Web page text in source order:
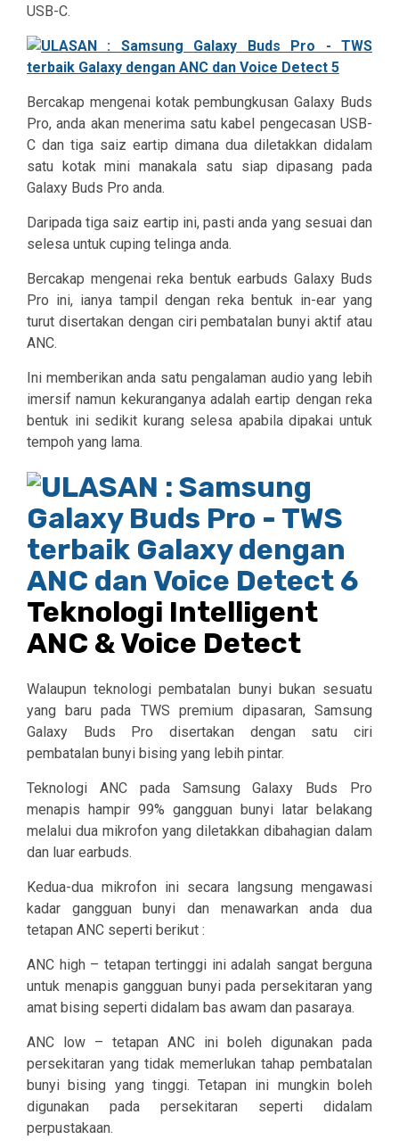
USB-C.
Bercakap mengenai kotak pembungkusan Galaxy Buds
Pro, anda akan menerima satu kabel pengecasan USB-
C dan tiga saiz eartip dimana dua diletakkan didalam
satu kotak mini manakala satu siap dipasang pada
Galaxy Buds Pro anda.
Daripada tiga saiz eartip ini, pasti anda yang sesuai dan
selesa untuk cuping telinga anda.
Bercakap mengenai reka bentuk earbuds Galaxy Buds
Pro ini, ianya tampil dengan reka bentuk in-ear yang
turut disertakan dengan ciri pembatalan bunyi aktif atau
ANC.
Ini memberikan anda satu pengalaman audio yang lebih
imersif namun kekuranganya adalah eartip dengan reka
bentuk ini sedikit kurang selesa apabila dipakai untuk
tempoh yang lama.
Teknologi Intelligent
ANC & Voice Detect
Walaupun teknologi pembatalan bunyi bukan sesuatu
yang baru pada TWS premium dipasaran, Samsung
Galaxy Buds Pro disertakan dengan satu ciri
pembatalan bunyi bising yang lebih pintar.
Teknologi ANC pada Samsung Galaxy Buds Pro
menapis hampir 99% gangguan bunyi latar belakang
melalui dua mikrofon yang diletakkan dibahagian dalam
dan luar earbuds.
Kedua-dua mikrofon ini secara langsung mengawasi
kadar gangguan bunyi dan menawarkan anda dua
tetapan ANC seperti berikut :
ANC high – tetapan tertinggi ini adalah sangat berguna
untuk menapis gangguan bunyi pada persekitaran yang
amat bising seperti didalam bas awam dan pasaraya.
ANC low – tetapan ANC ini boleh digunakan pada
persekitaran yang tidak memerlukan tahap pembatalan
bunyi bising yang tinggi. Tetapan ini mungkin boleh
digunakan pada persekitaran seperti didalam
perpustakaan.